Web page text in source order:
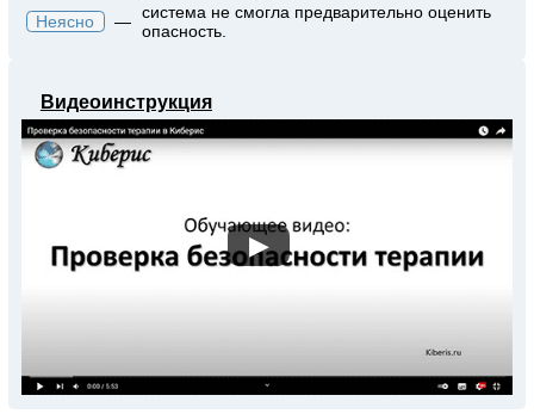
Неясно
— система не смогла предварительно оценить
опасность.
Видеоинструкция
▶